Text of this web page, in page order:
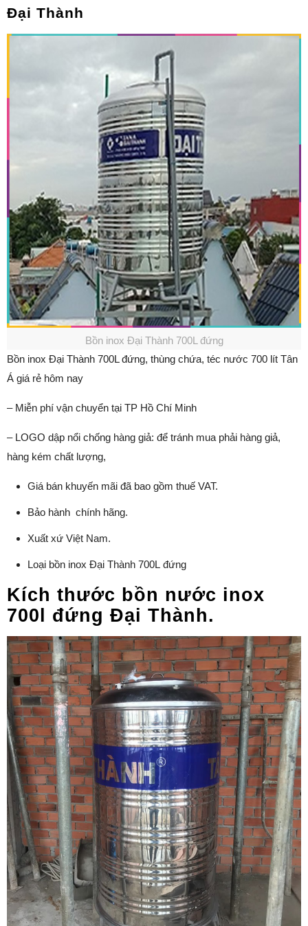
Đại Thành
Bồn inox Đại Thành 700L đứng
Bồn inox Đại Thành 700L đứng, thùng chứa, téc nước 700 lít Tân
Á giá rẻ hôm nay
– Miễn phí vận chuyển tại TP Hồ Chí Minh
– LOGO dập nổi chống hàng giả: để tránh mua phải hàng giả,
hàng kém chất lượng,
Giá bán khuyến mãi đã bao gồm thuế VAT.
Bảo hành chính hãng.
Xuất xứ Việt Nam.
Loại bồn inox Đại Thành 700L đứng
Kích thước bồn nước inox
700l đứng Đại Thành.